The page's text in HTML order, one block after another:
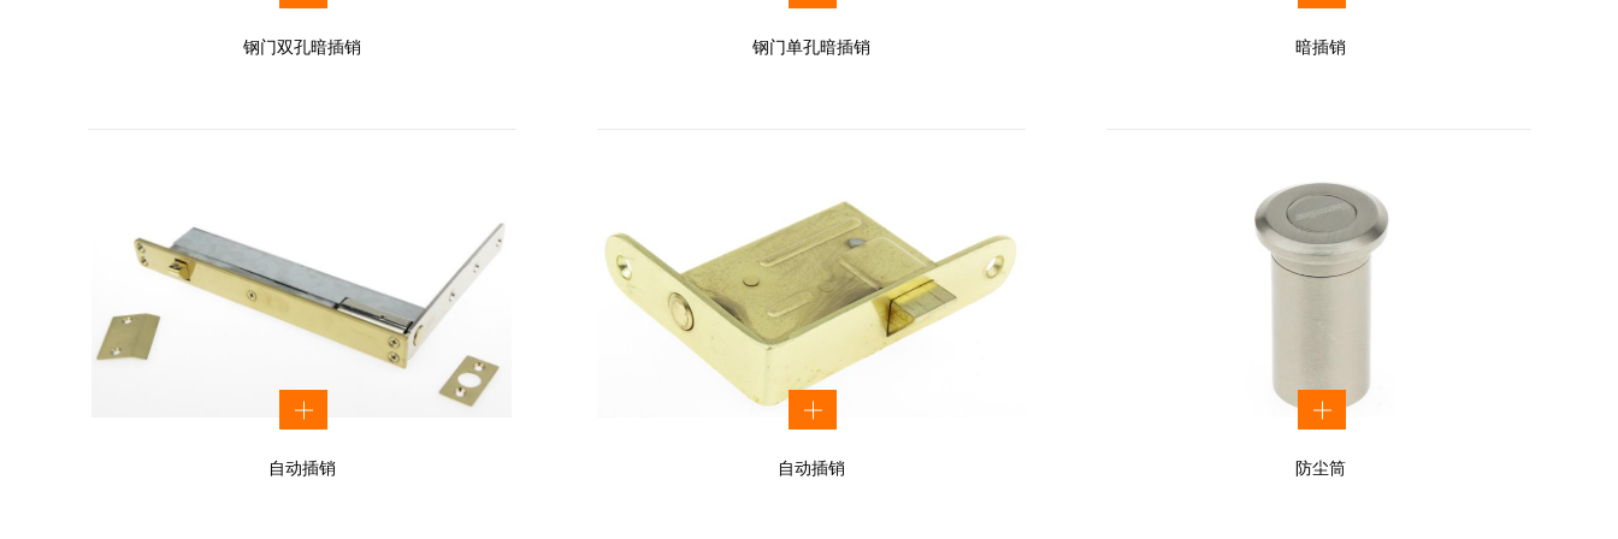
钢门双孔暗插销 钢门单孔暗插销 暗插销
自动插销 自动插销 防尘筒